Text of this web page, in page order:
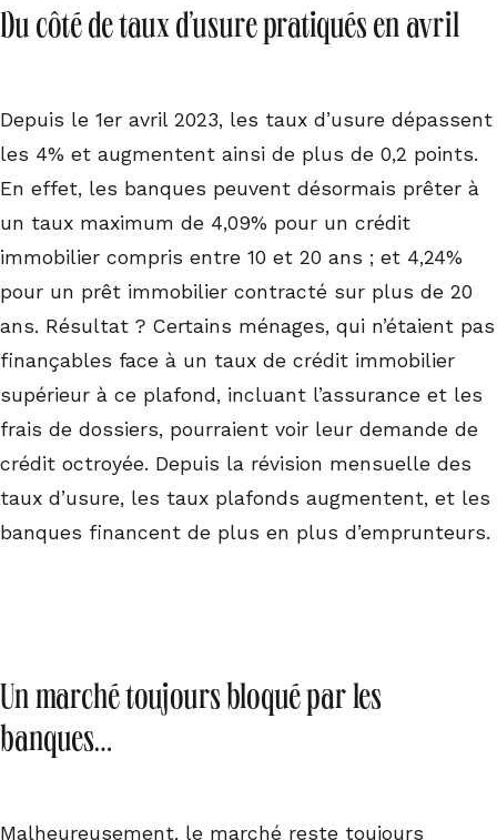
Du côté de taux d’usure pratiqués en avril
Depuis le 1er avril 2023, les taux d’usure dépassent
les 4% et augmentent ainsi de plus de 0,2 points.
En effet, les banques peuvent désormais prêter à
un taux maximum de 4,09% pour un crédit
immobilier compris entre 10 et 20 ans ; et 4,24%
pour un prêt immobilier contracté sur plus de 20
ans. Résultat ? Certains ménages, qui n’étaient pas
finançables face à un taux de crédit immobilier
supérieur à ce plafond, incluant l’assurance et les
frais de dossiers, pourraient voir leur demande de
crédit octroyée. Depuis la révision mensuelle des
taux d’usure, les taux plafonds augmentent, et les
banques financent de plus en plus d’emprunteurs.
Un marché toujours bloqué par les
banques…
Malheureusement, le marché reste toujours